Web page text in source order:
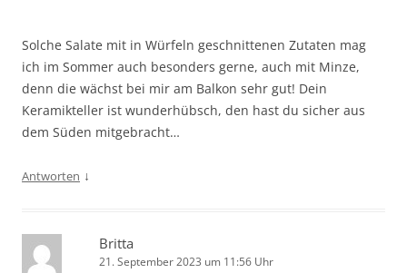
Solche Salate mit in Würfeln geschnittenen Zutaten mag
ich im Sommer auch besonders gerne, auch mit Minze,
denn die wächst bei mir am Balkon sehr gut! Dein
Keramikteller ist wunderhübsch, den hast du sicher aus
dem Süden mitgebracht…
Antworten ↓
Britta
21. September 2023 um 11:56 Uhr